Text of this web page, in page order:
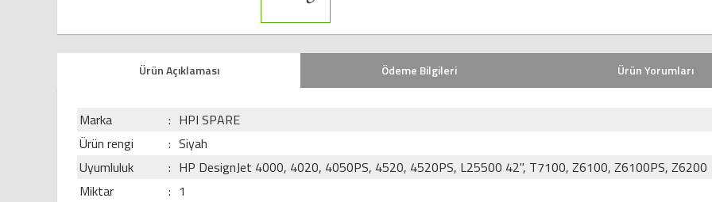
Ürün Açıklaması Ödeme Bilgileri Ürün Yorumları
Marka : HPI SPARE
Ürün rengi
: Siyah
Uyumluluk
: HP DesignJet 4000, 4020, 4050PS, 4520, 4520PS, L25500 42", T7100, Z6100, Z6100PS, Z6200
Miktar
: 1